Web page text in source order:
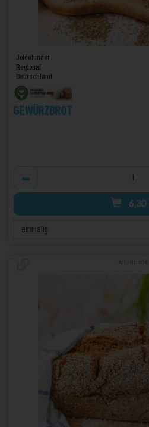
Joldelunder
Regional
Deutschland
Gewürzbrot
6,30